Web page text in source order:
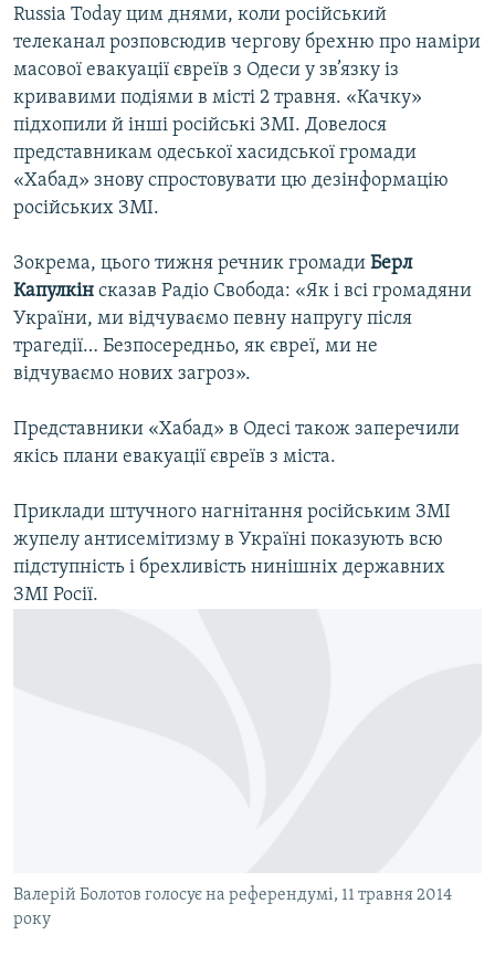
Russia Today цим днями, коли російський
телеканал розповсюдив чергову брехню про наміри
масової евакуації євреїв з Одеси у зв’язку із
кривавими подіями в місті 2 травня. «Качку»
підхопили й інші російські ЗМІ. Довелося
представникам одеської хасидської громади
«Хабад» знову спростовувати цю дезінформацію
російських ЗМІ.
Зокрема, цього тижня речник громади Берл
Капулкін сказав Радіо Свобода: «Як і всі громадяни
України, ми відчуваємо певну напругу після
трагедії… Безпосередньо, як євреї, ми не
відчуваємо нових загроз».
Представники «Хабад» в Одесі також заперечили
якісь плани евакуації євреїв з міста.
Приклади штучного нагнітання російським ЗМІ
жупелу антисемітизму в Україні показують всю
підступність і брехливість нинішніх державних
ЗМІ Росії.
Валерій Болотов голосує на референдумі, 11 травня 2014
року